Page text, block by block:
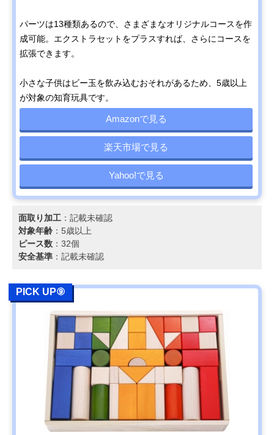
パーツは13種類あるので、さまざまなオリジナルコースを作
成可能。エクストラセットをプラスすれば、さらにコースを
拡張できます。
小さな子供はビー玉を飲み込むおそれがあるため、5歳以上
が対象の知育玩具です。
Amazonで見る
楽天市場で見る
Yahoo!で見る
面取り加工 ：記載未確認
対象年齢 ：5歳以上
ピース数 ：32個
安全基準 ：記載未確認
PICK UP⑨